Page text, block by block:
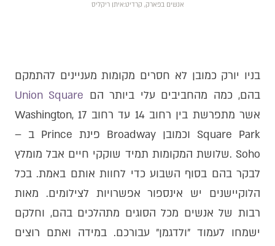
אנשים בפארק, קרדיט:איתן ריקליס
בניו יורק כמובן לא חסרים מקומות מעניינים להתמקם
בהם, כמה מהחביבים עלי ביותר הם Union Square
אשר מתפרשת בין רחוב 14 עד רחוב 17 ,Washington
Square Park וכמובן Broadway פינת Prince ב –
Soho .שלושת המקומות תמיד שוקקי חיים אבל מומלץ
לבקר בהם בסוף השבוע כדי לחוות אותם באמת. בכל
הלוקיישנים יש אינספור אפשרויות לצילומים. מאות
רבות של אנשים מכל הסוגים מתהלכים בהם, וחלקם
ישמחו לעמוד ״ולדגמן״ עבורכם. במידה ואתם רוצים